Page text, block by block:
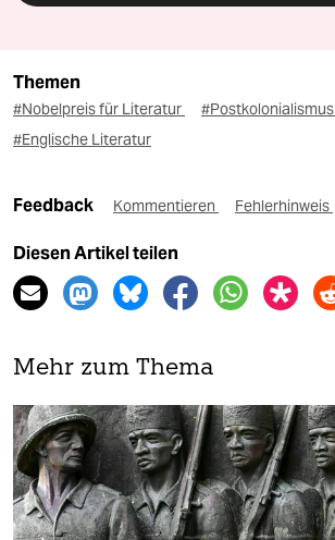
Themen
#Nobelpreis für Literatur #Postkolonialismus
#Englische Literatur
Feedback Kommentieren Fehlerhinweis
Diesen Artikel teilen
Mehr zum Thema